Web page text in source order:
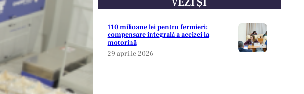
110 milioane lei pentru fermieri:
compensare integrală a accizei la
motorină
29 aprilie 2026